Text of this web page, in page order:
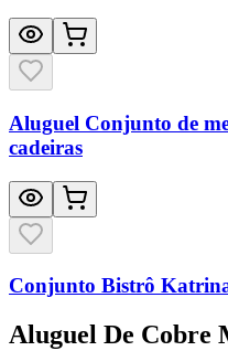
Aluguel Conjunto de
cadeiras
Conjunto Bistrô
Aluguel De Cobre